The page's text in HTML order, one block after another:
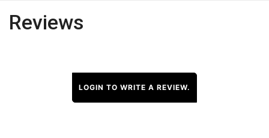
Reviews
LOGIN TO WRITE A REVIEW.